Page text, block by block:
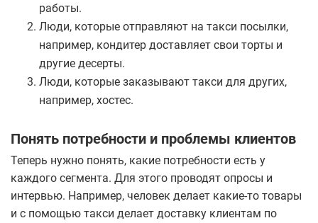
работы.
Люди, которые отправляют на такси посылки,
например, кондитер доставляет свои торты и
другие десерты.
Люди, которые заказывают такси для других,
например, хостес.
Понять потребности и проблемы клиентов
Теперь нужно понять, какие потребности есть у
каждого сегмента. Для этого проводят опросы и
интервью. Например, человек делает какие-то товары
и с помощью такси делает доставку клиентам по